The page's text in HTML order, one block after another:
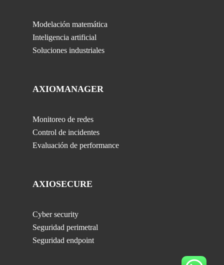
Modelación matemática
Inteligencia artificial
Soluciones industriales
AXIOMANAGER
Monitoreo de redes
Control de incidentes
Evaluación de performance
AXIOSECURE
Cyber security
Seguridad perimetral
Seguridad endpoint